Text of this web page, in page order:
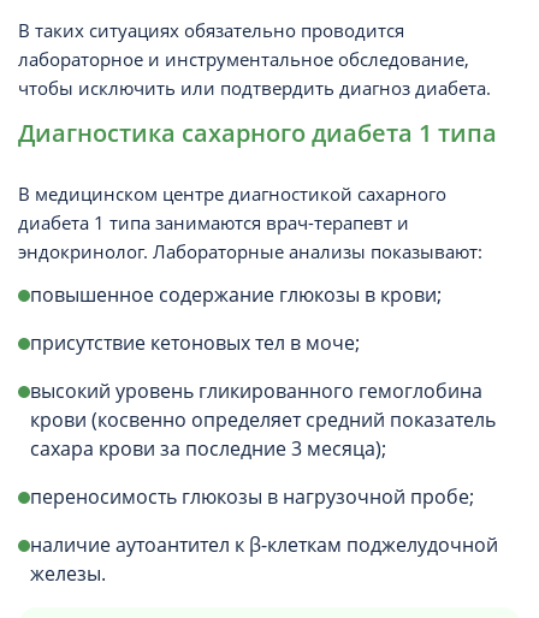
В таких ситуациях обязательно проводится
лабораторное и инструментальное обследование,
чтобы исключить или подтвердить диагноз диабета.
Диагностика сахарного диабета 1 типа
В медицинском центре диагностикой сахарного
диабета 1 типа занимаются врач-терапевт и
эндокринолог. Лабораторные анализы показывают:
повышенное содержание глюкозы в крови;
присутствие кетоновых тел в моче;
высокий уровень гликированного гемоглобина
крови (косвенно определяет средний показатель
сахара крови за последние 3 месяца);
переносимость глюкозы в нагрузочной пробе;
наличие аутоантител к β-клеткам поджелудочной
железы.